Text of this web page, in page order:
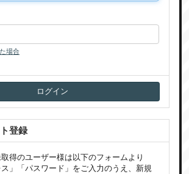
場合
登録
得のユーザー様は以下のフォームより
ス」「パスワード」をご入力のうえ、新規